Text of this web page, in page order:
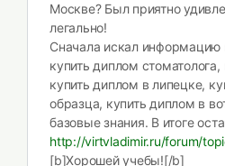
Москве? Был приятно
легально!
Сначала искал информацию
купить диплом
купить диплом в липецке,
образца, купить диплом в
базовые знания. В итоге
http://virtvladimir.ru/forum/
[b]Хорошей учебы![/b]